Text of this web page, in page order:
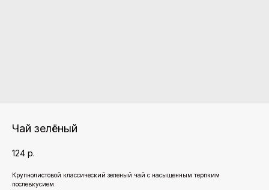
Чай зелёный
124 р.
Крупнолистовой классический зеленый чай с насыщенным терпким
послевкусием.